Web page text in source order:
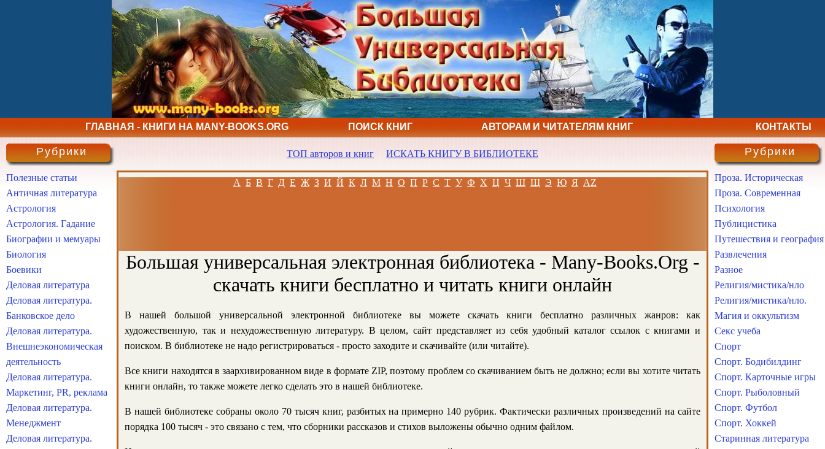
ГЛАВНАЯ - КНИГИ НА MANY-BOOKS.ORG ПОИСК КНИГ АВТОРАМ И ЧИТАТЕЛЯМ КНИГ КОНТАКТЫ
ТОП авторов и книг ИСКАТЬ КНИГУ В БИБЛИОТЕКЕ
А Б В Г Д Е Ж З И Й К Л М Н О П Р С Т У Ф Х Ц Ч Ш Щ Э Ю Я AZ
Большая универсальная электронная библиотека - Many-Books.Org -
скачать книги бесплатно и читать книги онлайн
В нашей большой универсальной электронной библиотеке вы можете скачать книги бесплатно различных жанров: как
художественную, так и нехудожественную литературу. В целом, сайт представляет из себя удобный каталог ссылок с книгами и
поиском. В библиотеке не надо регистрироваться - просто заходите и скачивайте (или читайте).
Все книги находятся в заархивированном виде в формате ZIP, поэтому проблем со скачиванием быть не должно; если вы хотите читать
книги онлайн, то также можете легко сделать это в нашей библиотеке.
В нашей библиотеке собраны около 70 тысяч книг, разбитых на примерно 140 рубрик. Фактически различных произведений на сайте
порядка 100 тысяч - это связано с тем, что сборники рассказов и стихов выложены обычно одним файлом.
Рубрики
Полезные статьи
Античная литература
Астрология
Астрология. Гадание
Биографии и мемуары
Биология
Боевики
Деловая литература
Деловая литература.
Банковское дело
Деловая литература.
Внешнеэкономическая
деятельность
Деловая литература.
Маркетинг, PR, реклама
Деловая литература.
Менеджмент
Деловая литература.
Рубрики
Проза. Историческая
Проза. Современная
Психология
Публицистика
Путешествия и география
Развлечения
Разное
Религия/мистика/нло
Религия/мистика/нло.
Магия и оккультизм
Секс учеба
Спорт
Спорт. Бодибилдинг
Спорт. Карточные игры
Спорт. Рыболовный
Спорт. Футбол
Спорт. Хоккей
Старинная литература